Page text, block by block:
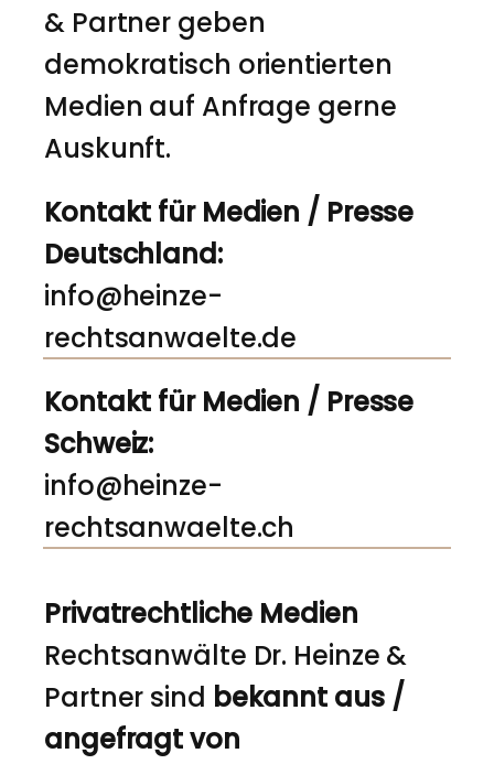
& Partner geben
demokratisch orientierten
Medien auf Anfrage gerne
Auskunft.
Kontakt für Medien / Presse
Deutschland:
info@heinze-
rechtsanwaelte.de
Kontakt für Medien / Presse
Schweiz:
info@heinze-
rechtsanwaelte.ch
Privatrechtliche Medien
Rechtsanwälte Dr. Heinze &
Partner sind bekannt aus /
angefragt von